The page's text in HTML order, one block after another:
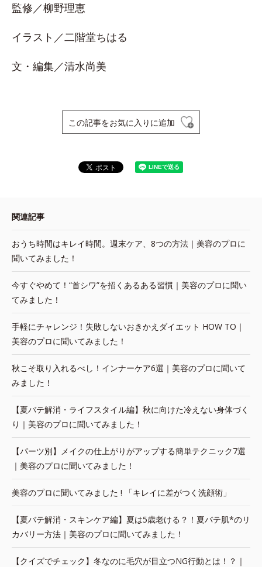
監修／柳野理恵
イラスト／二階堂ちはる
文・編集／清水尚美
この記事をお気に入りに追加
関連記事
おうち時間はキレイ時間。週末ケア、8つの方法｜美容のプロに
聞いてみました！
今すぐやめて！“首シワ”を招くあるある習慣｜美容のプロに聞い
てみました！
手軽にチャレンジ！失敗しないおきかえダイエット HOW TO｜
美容のプロに聞いてみました！
秋こそ取り入れるべし！インナーケア6選｜美容のプロに聞いて
みました！
【夏バテ解消・ライフスタイル編】秋に向けた冷えない身体づく
り｜美容のプロに聞いてみました！
【パーツ別】メイクの仕上がりがアップする簡単テクニック7選
｜美容のプロに聞いてみました！
美容のプロに聞いてみました ! 「キレイに差がつく洗顔術」
【夏バテ解消・スキンケア編】夏は5歳老ける？！夏バテ肌*のリ
カバリー方法｜美容のプロに聞いてみました！
【クイズでチェック】冬なのに毛穴が目立つNG行動とは！？｜